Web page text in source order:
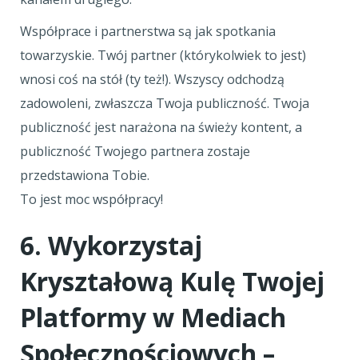
Współprace i partnerstwa są jak spotkania
towarzyskie. Twój partner (którykolwiek to jest)
wnosi coś na stół (ty też!). Wszyscy odchodzą
zadowoleni, zwłaszcza Twoja publiczność. Twoja
publiczność jest narażona na świeży kontent, a
publiczność Twojego partnera zostaje
przedstawiona Tobie.
To jest moc współpracy!
6. Wykorzystaj
Kryształową Kulę Twojej
Platformy w Mediach